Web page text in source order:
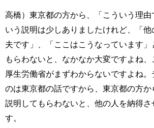
高橋）東京都の方から、「こういう理由
いう説明は少しありましたけれど、「
夫です」、「ここはこうなっています」
もらわないと、なかなか大変ですよね、
厚生労働省がまずわからないですよね。
のは東京都の話ですから、東京都の方か
説明してもらわないと、他の人を納得
す。